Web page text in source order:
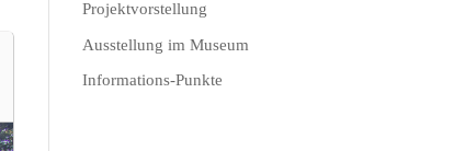
Projektvorstellung
Ausstellung im Museum
Informations-Punkte